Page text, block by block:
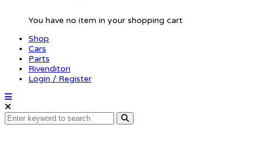
You have no item in your shopping cart
Shop
Cars
Parts
Rivenditori
Login / Register